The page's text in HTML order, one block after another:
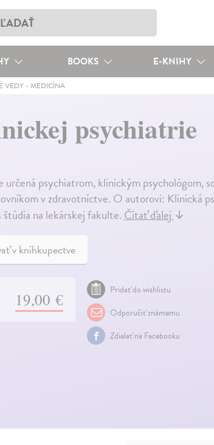
BOOKS E-KNIHY
VEDY -MEDICÍNA
psychiatrie
psychiatrom, klinickým psychológom,
v zdravotníctve. O autorovi: Klinická
štúdia na lekárskej fakulte.Čítať ďalej↓
v kníhkupectve
19,00 €
Pridať do wishlistu
Odporučiť známemu
Zdielať na Facebooku